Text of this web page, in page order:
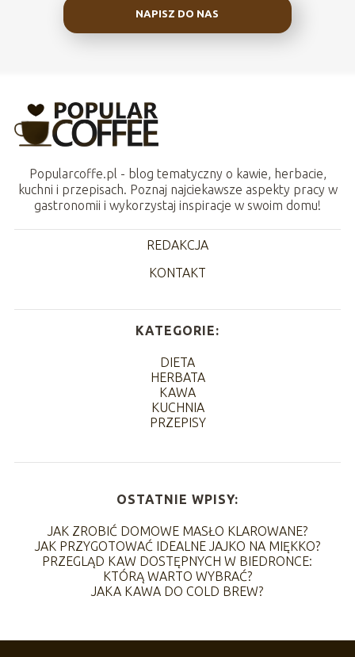
NAPISZ DO NAS
Popularcoffe.pl - blog tematyczny o kawie, herbacie,
kuchni i przepisach. Poznaj najciekawsze aspekty pracy w
gastronomii i wykorzystaj inspiracje w swoim domu!
REDAKCJA
KONTAKT
KATEGORIE:
DIETA
HERBATA
KAWA
KUCHNIA
PRZEPISY
OSTATNIE WPISY:
JAK ZROBIĆ DOMOWE MASŁO KLAROWANE?
JAK PRZYGOTOWAĆ IDEALNE JAJKO NA MIĘKKO?
PRZEGLĄD KAW DOSTĘPNYCH W BIEDRONCE:
KTÓRĄ WARTO WYBRAĆ?
JAKA KAWA DO COLD BREW?